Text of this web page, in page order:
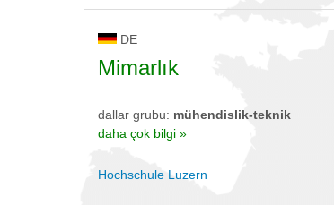
DE
Mimarlık
dallar grubu: mühendislik-teknik
daha çok bilgi »
Hochschule Luzern